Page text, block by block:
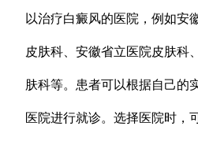
以治疗白癜风的医院，例如安
皮肤科、安徽省立医院皮肤科
肤科等。患者可以根据自己的
医院进行就诊。选择医院时，